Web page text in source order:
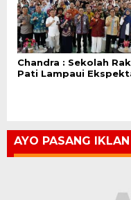
Chandra : Sekolah
Pati Lampaui
AYO PASANG